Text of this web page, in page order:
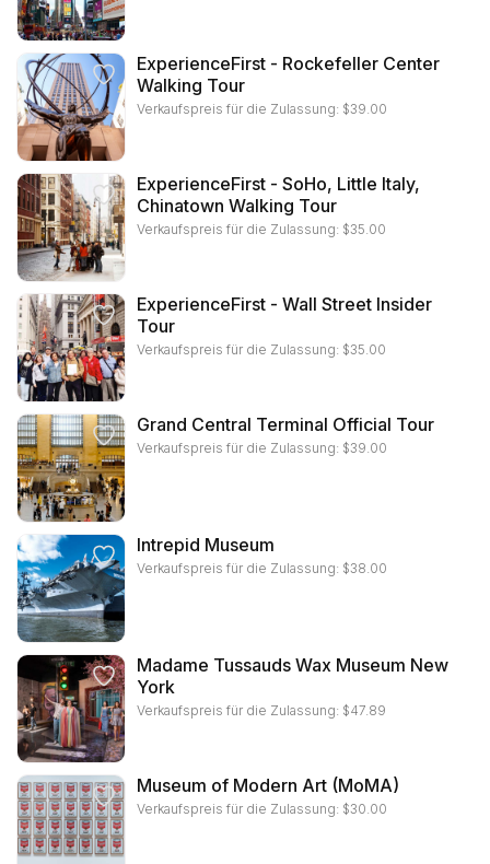
ExperienceFirst - Rockefeller Center
Walking Tour
Verkaufspreis für die Zulassung: $39.00
ExperienceFirst - SoHo, Little Italy,
Chinatown Walking Tour
Verkaufspreis für die Zulassung: $35.00
ExperienceFirst - Wall Street Insider
Tour
Verkaufspreis für die Zulassung: $35.00
Grand Central Terminal Official Tour
Verkaufspreis für die Zulassung: $39.00
Intrepid Museum
Verkaufspreis für die Zulassung: $38.00
Madame Tussauds Wax Museum New
York
Verkaufspreis für die Zulassung: $47.89
Museum of Modern Art (MoMA)
Verkaufspreis für die Zulassung: $30.00